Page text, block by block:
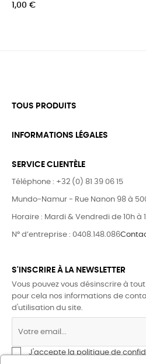
Prix
1,00 €
TOUS PRODUITS
INFORMATIONS LÉGALES
SERVICE CLIENTÈLE
Téléphone : +32 (0) 81 39 06 15
Mundo-Namur - Rue Nanon 98 à
Horaire : Mardi & Vendredi de 10h à
N° d’entreprise : 0408.148.086
S'INSCRIRE À LA NEWSLETTER
Vous pouvez vous désinscrire à
pour cela nos informations de
d'utilisation du site.
J'accepte la politique de